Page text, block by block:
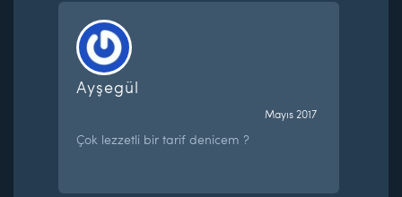
Ayşegül
Mayıs 2017
Çok lezzetli bir tarif denicem ?